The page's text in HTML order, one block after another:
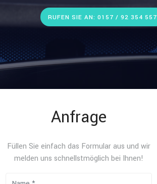
RUFEN SIE AN: 0157 / 92 354 557
Anfrage
Füllen Sie einfach das Formular aus und wir
melden uns schnellstmöglich bei Ihnen!